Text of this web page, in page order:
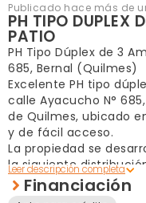
Publicado hace más de
PH TIPO DUPLEX
PATIO
PH Tipo Dúplex de 3
685, Bernal (Quilmes)
Excelente PH tipo
calle Ayacucho N°
de Quilmes, ubicado
y de fácil acceso.
La propiedad se
la siguiente
Planta Baja:
· Estar–comedor.
Financiación